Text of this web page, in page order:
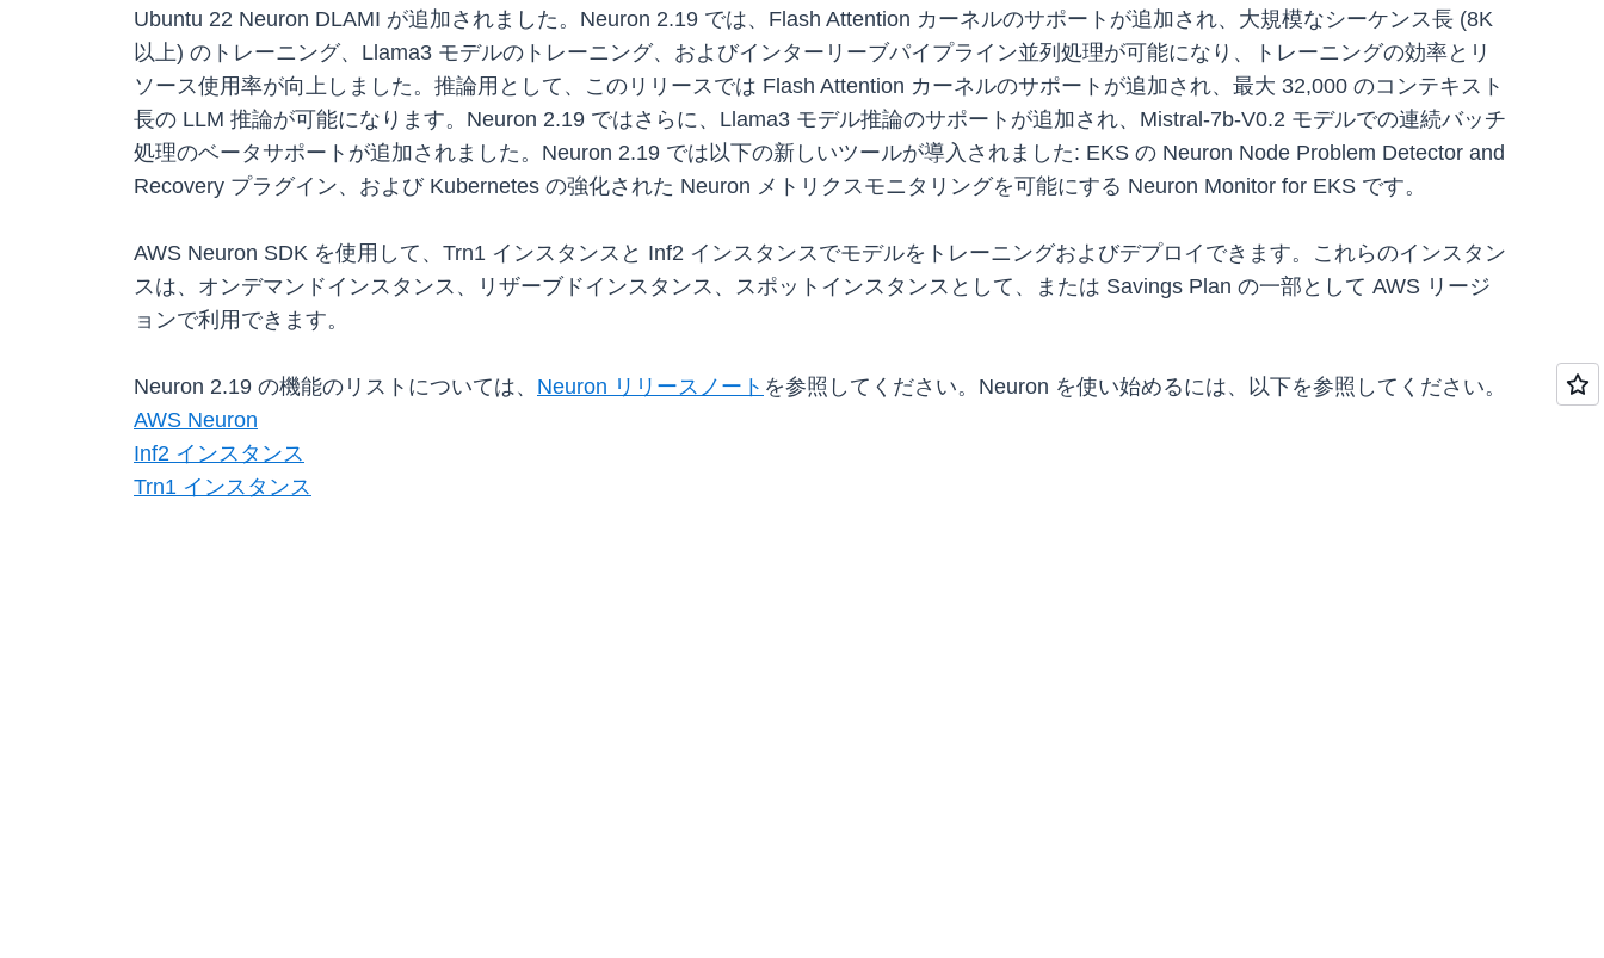
Ubuntu 22 Neuron DLAMI が追加されました。Neuron 2.19 では、Flash Attention カーネルのサポートが追加され、大規模なシーケンス長 (8K
以上) のトレーニング、Llama3 モデルのトレーニング、およびインターリーブパイプライン並列処理が可能になり、トレーニングの効率とリ
ソース使用率が向上しました。推論用として、このリリースでは Flash Attention カーネルのサポートが追加され、最大 32,000 のコンテキスト
長の LLM 推論が可能になります。Neuron 2.19 ではさらに、Llama3 モデル推論のサポートが追加され、Mistral-7b-V0.2 モデルでの連続バッチ
処理のベータサポートが追加されました。Neuron 2.19 では以下の新しいツールが導入されました: EKS の Neuron Node Problem Detector and
Recovery プラグイン、および Kubernetes の強化された Neuron メトリクスモニタリングを可能にする Neuron Monitor for EKS です。
AWS Neuron SDK を使用して、Trn1 インスタンスと Inf2 インスタンスでモデルをトレーニングおよびデプロイできます。これらのインスタン
スは、オンデマンドインスタンス、リザーブドインスタンス、スポットインスタンスとして、または Savings Plan の一部として AWS リージ
ョンで利用できます。
Neuron 2.19 の機能のリストについては、 Neuron リリースノート を参照してください。Neuron を使い始めるには、以下を参照してください。
AWS Neuron
Inf2 インスタンス
Trn1 インスタンス